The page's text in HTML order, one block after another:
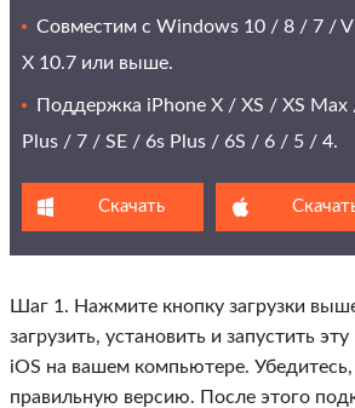
Совместим с Windows 10 / 8 / 7 /
X 10.7 или выше.
Поддержка iPhone X / XS / XS
Plus / 7 / SE / 6s Plus / 6S / 6 / 5 / 4.
Скачать
Шаг 1. Нажмите кнопку загрузки
загрузить, установить и запустить
iOS на вашем компьютере.
правильную версию. После этого